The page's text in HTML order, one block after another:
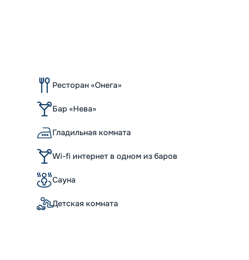
Ресторан «Онега»
Бар «Нева»
Гладильная комната
Wi-fi интернет в одном из баров
Сауна
Детская комната